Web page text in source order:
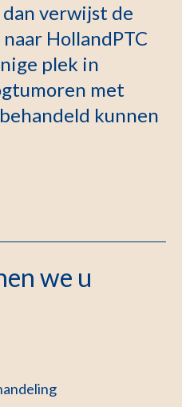
verwijst de
HollandPTC
plek in
met
kunnen
we u